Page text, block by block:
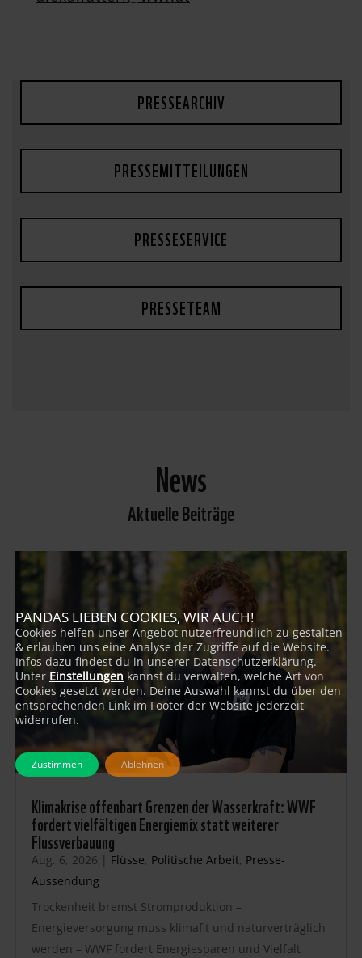
PRESSEARCHIV
PRESSEMITTEILUNGEN
PRESSESERVICE
PRESSETEAM
News
Aktuelle Beiträge
Klimakrise offenbart Grenzen der Wasserkraft: WWF
fordert vielfältigen Energiemix statt weiterer
Flussverbauung
Aug. 6, 2026 | Flüsse, Politische Arbeit, Presse-
Aussendung
Trockenheit bremst Stromproduktion –
Energieversorgung muss klimafit und naturverträglich
werden – WWF fordert Energiesparen und Vielfalt
PANDAS LIEBEN COOKIES, WIR AUCH!
Cookies helfen unser Angebot nutzerfreundlich zu gestalten
& erlauben uns eine Analyse der Zugriffe auf die Website.
Infos dazu findest du in unserer Datenschutzerklärung.
Unter Einstellungen kannst du verwalten, welche Art von
Cookies gesetzt werden. Deine Auswahl kannst du über den
entsprechenden Link im Footer der Website jederzeit
widerrufen.
Zustimmen Ablehnen